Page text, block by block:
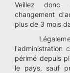
Veillez donc
changement
plus de 3 mois
l'administration
périmé depuis
le pays, sauf